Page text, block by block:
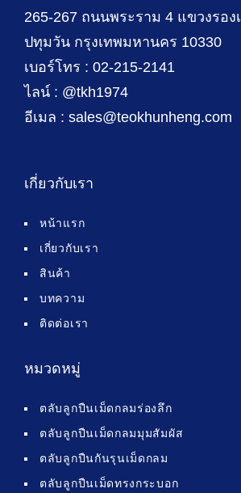
265-267 ถนนพระราม 4 แขวงรอง
ปทุมวัน กรุงเทพมหานคร 10330
เบอร์โทร : 02-215-2141
ไลน์ : @tkh1974
อีเมล : sales@teokhunheng.com
เกี่ยวกับเรา
หน้าแรก
เกี่ยวกับเรา
สินค้า
บทความ
ติดต่อเรา
หมวดหมู่
ตลับลูกปืนเม็ดกลมร่องลึก
ตลับลูกปืนเม็ดกลมมุมสัมผัส
ตลับลูกปืนกันรุนเม็ดกลม
ตลับลูกปืนเม็ดทรงกระบอก